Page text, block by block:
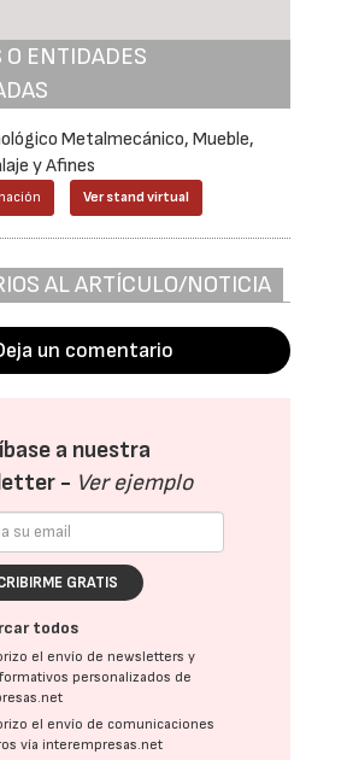
O ENTIDADES
Metalmecánico, Mueble,
y Afines
Ver stand virtual
AL ARTÍCULO/NOTICIA
un comentario
a nuestra
- Ver ejemplo
GRATIS
todos
el envío de newsletters y
personalizados de
el envío de comunicaciones
vía interempresas.net